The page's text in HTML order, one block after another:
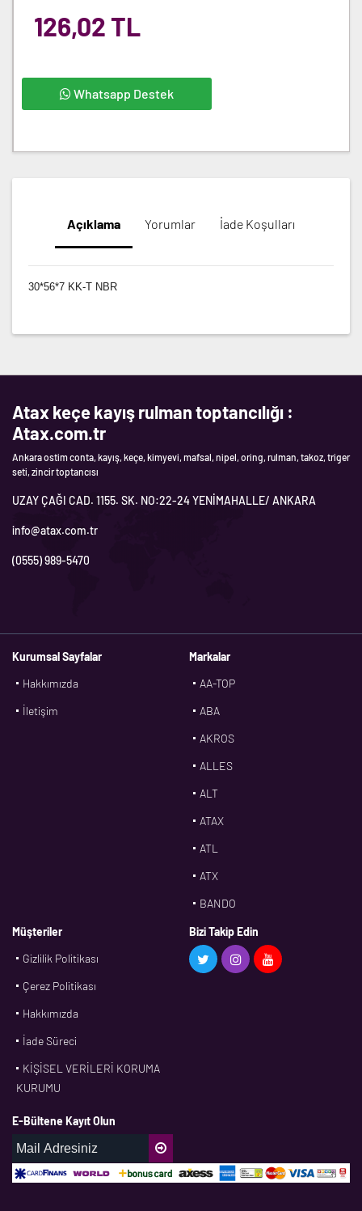
126,02 TL
Whatsapp Destek
Açıklama Yorumlar İade Koşulları
30*56*7 KK-T NBR
Atax keçe kayış rulman toptancılığı :
Atax.com.tr
Ankara ostim conta, kayış, keçe, kimyevi, mafsal, nipel, oring, rulman, takoz, triger
seti, zincir toptancısı
UZAY ÇAĞI CAD. 1155. SK. NO:22-24 YENİMAHALLE/ ANKARA
info@atax.com.tr
(0555) 989-5470
Kurumsal Sayfalar
Hakkımızda
İletişim
Markalar
AA-TOP
ABA
AKROS
ALLES
ALT
ATAX
ATL
ATX
BANDO
BMS
CDF
DPH
Müşteriler
Gizlilik Politikası
Çerez Politikası
Hakkımızda
İade Süreci
KİŞİSEL VERİLERİ KORUMA
KURUMU
Bizi Takip Edin
E-Bültene Kayıt Olun